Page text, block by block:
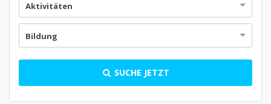
Aktivitäten
Bildung
SUCHE JETZT